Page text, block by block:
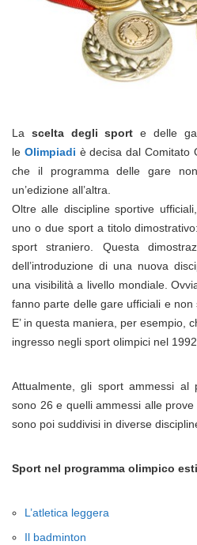
La scelta degli sport e delle
le Olimpiadi è decisa dal Comitato
che il programma delle gare
un’edizione all’altra.
Oltre alle discipline sportive
uno o due sport a titolo
sport straniero. Questa
dell’introduzione di una nuova
una visibilità a livello mondiale.
fanno parte delle gare ufficiali e non
E’ in questa maniera, per esempio,
ingresso negli sport olimpici nel 1992.
Attualmente, gli sport ammessi al
sono 26 e quelli ammessi alle
sono poi suddivisi in diverse
Sport nel programma olimpico
L’atletica leggera
Il badminton